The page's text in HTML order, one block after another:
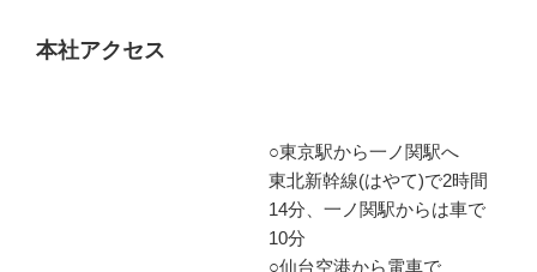
本社アクセス
○東京駅から一ノ関駅へ
東北新幹線(はやて)で2時間
14分、一ノ関駅からは車で
10分
○仙台空港から電車で